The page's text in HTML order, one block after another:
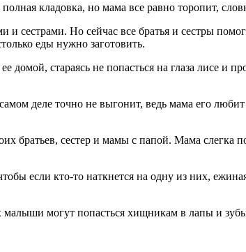
кладовка, но мама все равно торопит,
сестрами. Но сейчас все братья и сестры
еды нужно заготовить.
домой, стараясь не попасться на глаза лисе и
самом деле точно не выгонит, ведь мама его
сестер и мамы с папой. Мама слегка
если кто-то наткнется на одну из них,
могут попасться хищникам в лапы и